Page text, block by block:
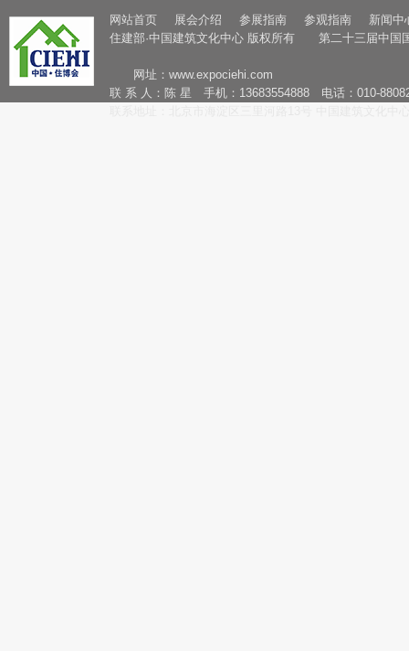
网站首页 展会介绍 参展指南 参观指南
新闻中
住建部·中国建筑文化中心 版权所有 第二十三届中国
网址： www.expociehi.com
联 系 人：陈 星 手机：13683554888 电话：010-